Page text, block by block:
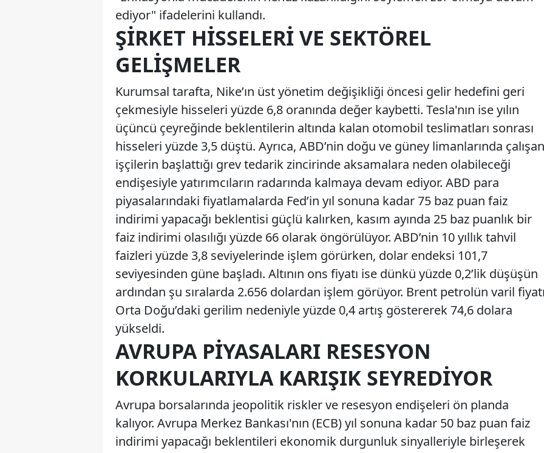
ediyor" ifadelerini kullandı.
ŞIRKET HISSELERI VE SEKTÖREL
GELIŞMELER
Kurumsal tarafta, Nike’ın üst yönetim değişikliği öncesi gelir hedefini geri
çekmesiyle hisseleri yüzde 6,8 oranında değer kaybetti. Tesla'nın ise yılın
üçüncü çeyreğinde beklentilerin altında kalan otomobil teslimatları sonrası
hisseleri yüzde 3,5 düştü. Ayrıca, ABD’nin doğu ve güney limanlarında çalışan
işçilerin başlattığı grev tedarik zincirinde aksamalara neden olabileceği
endişesiyle yatırımcıların radarında kalmaya devam ediyor. ABD para
piyasalarındaki fiyatlamalarda Fed’in yıl sonuna kadar 75 baz puan faiz
indirimi yapacağı beklentisi güçlü kalırken, kasım ayında 25 baz puanlık bir
faiz indirimi olasılığı yüzde 66 olarak öngörülüyor. ABD’nin 10 yıllık tahvil
faizleri yüzde 3,8 seviyelerinde işlem görürken, dolar endeksi 101,7
seviyesinden güne başladı. Altının ons fiyatı ise dünkü yüzde 0,2’lik düşüşün
ardından şu sıralarda 2.656 dolardan işlem görüyor. Brent petrolün varil
Orta Doğu’daki gerilim nedeniyle yüzde 0,4 artış göstererek 74,6 dolara
yükseldi.
AVRUPA PIYASALARI RESESYON
KORKULARIYLA KARIŞIK SEYREDIYOR
Avrupa borsalarında jeopolitik riskler ve resesyon endişeleri ön planda
kalıyor. Avrupa Merkez Bankası'nın (ECB) yıl sonuna kadar 50 baz puan faiz
indirimi yapacağı beklentileri ekonomik durgunluk sinyalleriyle birleşerek